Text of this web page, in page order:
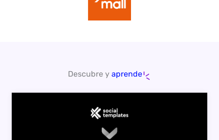
Descubre y aprende